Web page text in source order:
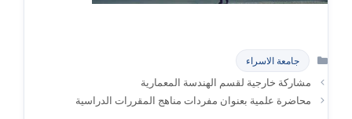
التصنيفات
جامعة الاسراء
مشاركة خارجية لقسم الهندسة المعمارية
محاضرة علمية بعنوان مفردات مناهج المقررات الدراسية